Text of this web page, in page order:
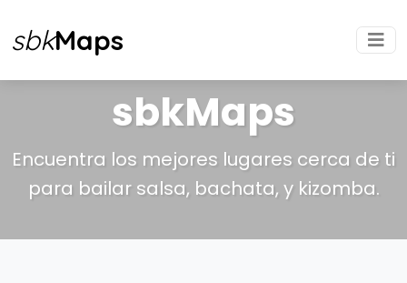
sbkMaps
sbkMaps
Encuentra los mejores lugares cerca de ti
para bailar salsa, bachata, y kizomba.